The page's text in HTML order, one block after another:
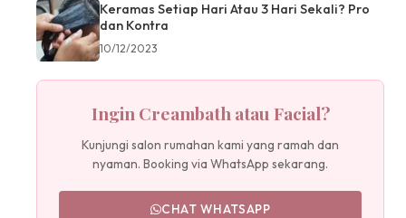
Keramas Setiap Hari Atau 3 Hari Sekali? Pro
dan Kontra
10/12/2023
Ingin Creambath atau Facial?
Kunjungi salon rumahan kami yang ramah dan
nyaman. Booking via WhatsApp sekarang.
CHAT WHATSAPP